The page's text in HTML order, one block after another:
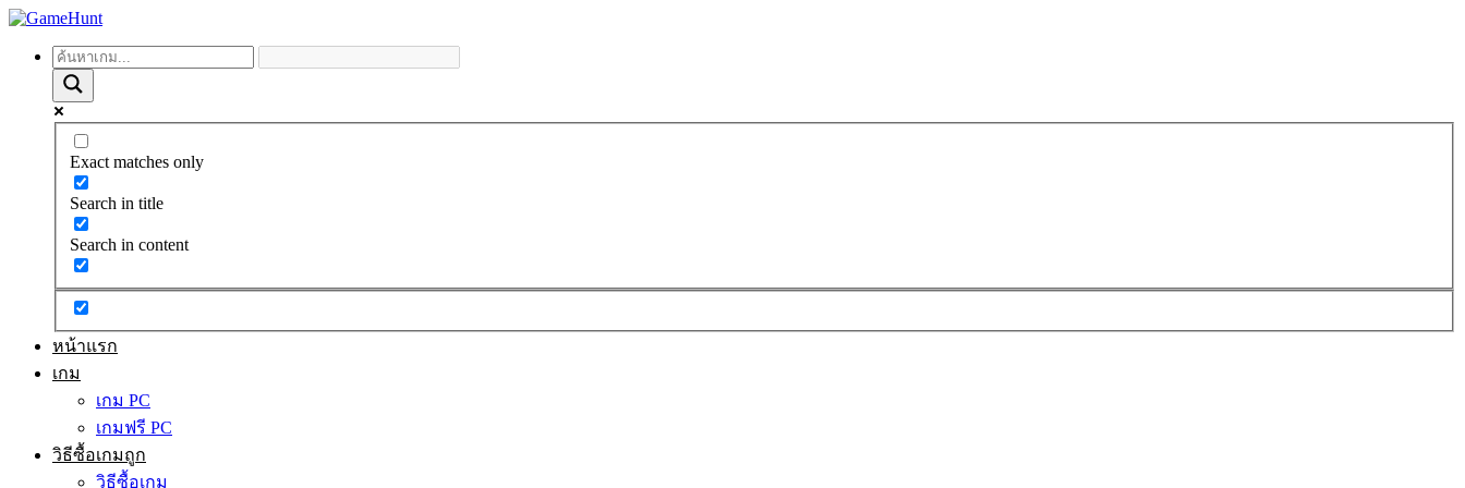
Exact matches only
Search in title
Search in content
หน้าแรก
เกม
เกม PC
เกมฟรี PC
วิธีซื้อเกมถูก
วิธีซื้อเกม